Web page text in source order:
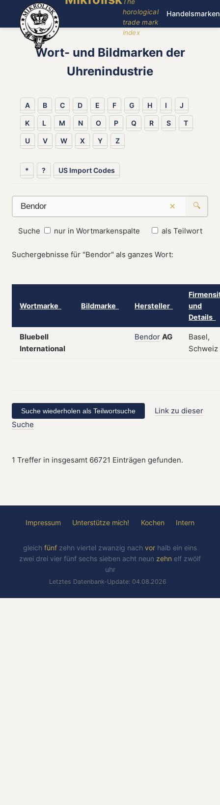
horological
trade mark
index
Handelsmarken
Wort- und Bildmarken der
Uhrenindustrie
A B C D E F G H I J
K L M N O P Q R S T
U V W X Y Z
* ? US Import Codes
× 🔍
Suche nur in Wortmarkenspalte als Teilwort
Suchergebnisse für "Bendor" als ganzes Wort:
Wortmarke Bildmarke Hersteller
und
Details
Bluebell
International
Bendor AG
Basel,
Schweiz
Link zu dieser
Suche
1 Treffer in insgesamt 66721 Einträgen gefunden.
Impressum Unterstütze mich! Kochen Intern
gleich fünf zehn viertel zwanzig nach vor halb ein eins
zwei drei vier fünf sechs sieben acht neun zehn elf zwölf
uhr
Letztes Datenbank-Update: 04.08.2026